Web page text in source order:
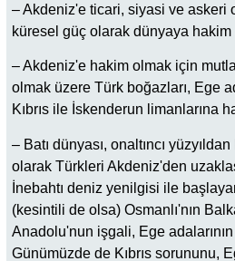
– Akdeniz'e ticari, siyasi ve askeri
küresel güç olarak dünyaya hakim
– Akdeniz'e hakim olmak için
olmak üzere Türk boğazları, Ege
Kıbrıs ile İskenderun limanlarına
– Batı dünyası, onaltıncı
olarak Türkleri Akdeniz'den
İnebahtı deniz yenilgisi ile
(kesintili de olsa) Osmanlı'nın
Anadolu'nun işgali, Ege
Günümüzde de Kıbrıs sorununu,